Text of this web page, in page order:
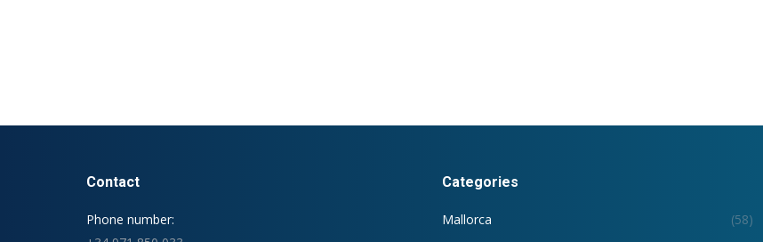
Contact
Phone number:
Categories
Mallorca (58)